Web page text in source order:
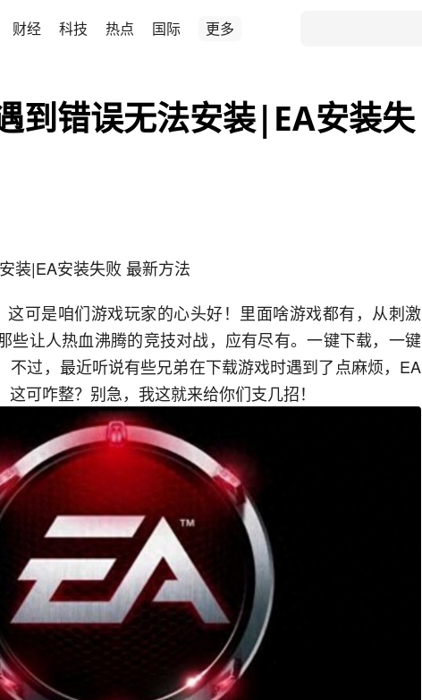
财经 科技 热点 国际 更多
到错误无法安装|EA安装失
装|EA安装失败 最新方法
这可是咱们游戏玩家的心头好！里面啥游戏都有，从刺激
些让人热血沸腾的竞技对战，应有尽有。一键下载，一键
不过，最近听说有些兄弟在下载游戏时遇到了点麻烦，EA
可咋整？别急，我这就来给你们支几招！